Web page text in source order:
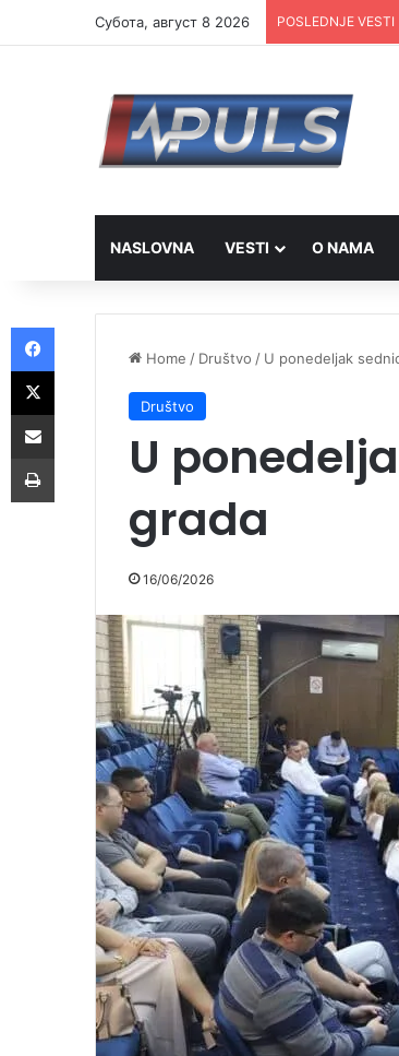
Субота, август 8 2026 POSLEDNJE VESTI
NASLOVNA VESTI O NAMA
Home / Društvo / U ponedeljak
Društvo
U
grada
16/06/2026
Facebook
X
Share via Email